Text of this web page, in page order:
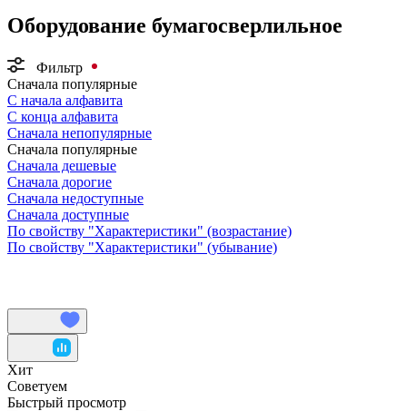
Оборудование бумагосверлильное
Фильтр
Сначала популярные
С начала алфавита
С конца алфавита
Сначала непопулярные
Сначала популярные
Сначала дешевые
Сначала дорогие
Сначала недоступные
Сначала доступные
По свойству "Характеристики" (возрастание)
По свойству "Характеристики" (убывание)
Хит
Советуем
Быстрый просмотр